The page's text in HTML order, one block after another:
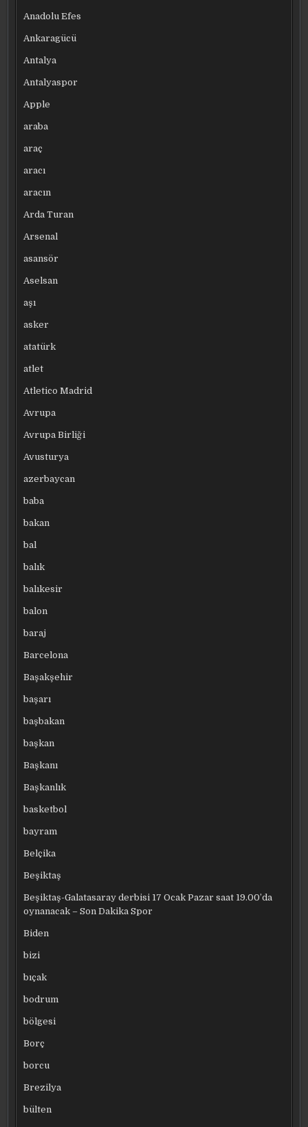
Anadolu Efes
Ankaragücü
Antalya
Antalyaspor
Apple
araba
araç
aracı
aracın
Arda Turan
Arsenal
asansör
Aselsan
aşı
asker
atatürk
atlet
Atletico Madrid
Avrupa
Avrupa Birliği
Avusturya
azerbaycan
baba
bakan
bal
balık
balıkesir
balon
baraj
Barcelona
Başakşehir
başarı
başbakan
başkan
Başkanı
Başkanlık
basketbol
bayram
Belçika
Beşiktaş
Beşiktaş-Galatasaray derbisi 17 Ocak Pazar saat 19.00’da
oynanacak – Son Dakika Spor
Biden
bizi
bıçak
bodrum
bölgesi
Borç
borcu
Brezilya
bülten